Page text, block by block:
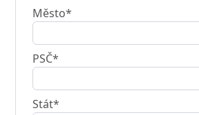
Město*
PSČ*
Stát*